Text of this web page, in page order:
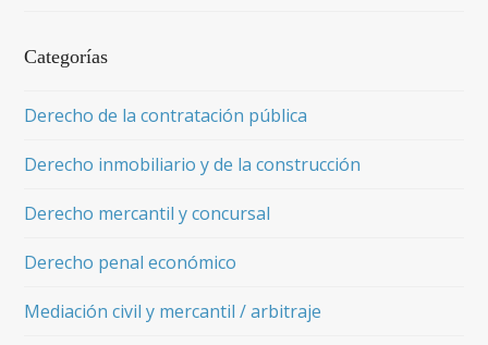
Categorías
Derecho de la contratación pública
Derecho inmobiliario y de la construcción
Derecho mercantil y concursal
Derecho penal económico
Mediación civil y mercantil / arbitraje